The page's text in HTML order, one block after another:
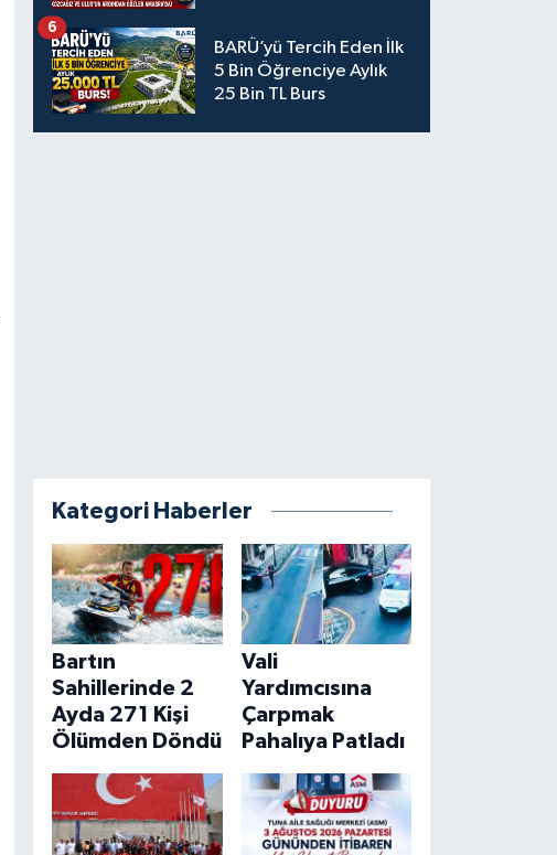
BARÜ’yü Tercih Eden İlk
5 Bin Öğrenciye Aylık
25 Bin TL Burs
6
Kategori Haberler
Bartın
Sahillerinde 2
Ayda 271 Kişi
Ölümden Döndü
Vali
Yardımcısına
Çarpmak
Pahalıya Patladı